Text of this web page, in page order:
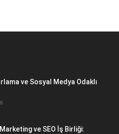
ve Sosyal Medya Odaklı
ve SEO İş Birliği: